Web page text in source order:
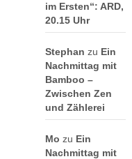
im Ersten“: ARD,
20.15 Uhr
Stephan zu Ein
Nachmittag mit
Bamboo –
Zwischen Zen
und Zählerei
Mo zu Ein
Nachmittag mit